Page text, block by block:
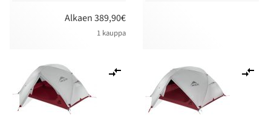
Alkaen 389,90€
1 kauppa
vertailuun